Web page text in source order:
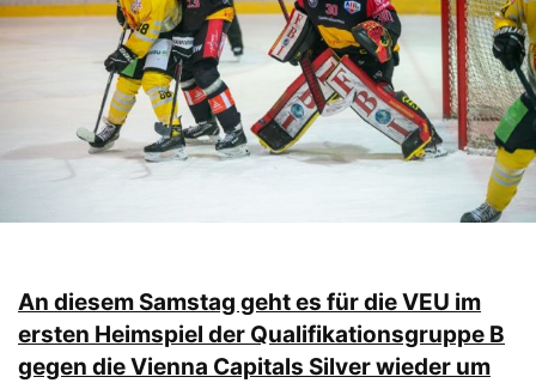
An diesem Samstag geht es für die VEU im
ersten Heimspiel der Qualifikationsgruppe B
gegen die Vienna Capitals Silver wieder um